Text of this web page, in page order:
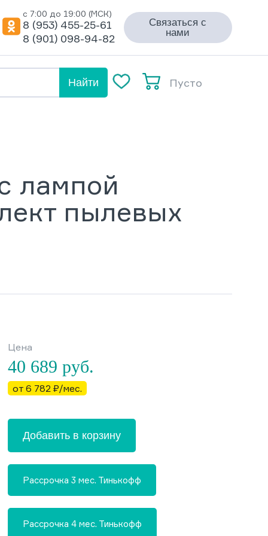
с 7:00 до 19:00 (МСК)
8 (953) 455-25-61
8 (901) 098-94-82
Связаться с
нами
Найти Пусто
лампой
пылевых
Цена
40 689 руб.
от 6 782 ₽/мес.
Добавить в корзину
Рассрочка 3 мес. Тинькофф
Рассрочка 4 мес. Тинькофф